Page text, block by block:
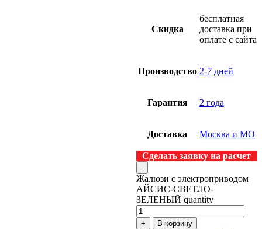
Скидка
бесплатная
доставка при
оплате с сайта
Производство 2-7 дней
Гарантия 2 года
Доставка Москва и МО
Сделать заявку на расчет
-
Жалюзи с электроприводом
АЙСИС-СВЕТЛО-
ЗЕЛЕНЫЙ quantity
+ В корзину